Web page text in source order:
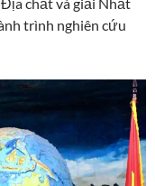
chất và giải Nhất
trình nghiên cứu